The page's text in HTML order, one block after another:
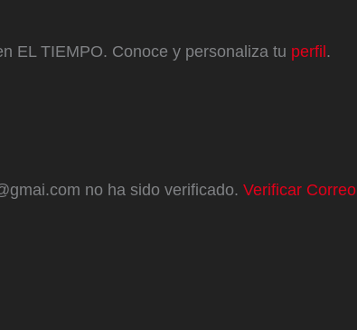
EL TIEMPO. Conoce y personaliza tu perfil.
no ha sido verificado. Verificar Correo